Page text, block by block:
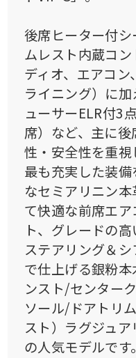
後席ヒーター付
ムレスト内蔵コ
ディオ、エアコ
ライニング）に
ューサーELR付3
席）など、主に
性・安全性を重
最も充実した装
なセミアリニン
て快適な前席エ
ト、グレードの
ステアリング＆
で仕上げる銀粉
ンスト/センター
ソール/ドアトリ
スト）ラグジュ
の人気モデルです